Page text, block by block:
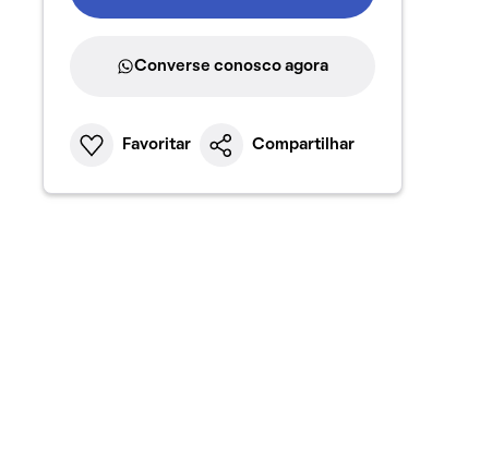
Converse conosco agora
Favoritar Compartilhar